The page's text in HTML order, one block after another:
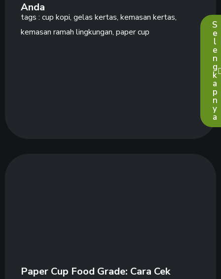
Anda
tags : cup kopi, gelas kertas, kemasan kertas,
kemasan ramah lingkungan, paper cup
S
e
l
e
n
g
k
a
p
n
y
a
Paper Cup Food Grade: Cara Cek